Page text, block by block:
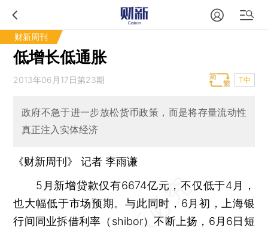
财新周刊
低增长低通胀
2013年06月17日第23期 T中
政府不急于进一步放松货币政策，而是将存量流动性
真正注入实体经济
《财新周刊》 记者李雨谦
5月新增贷款仅有6674亿元，不仅低于4月，
也大幅低于市场预期。与此同时，6月初，上海银
行间同业拆借利率（shibor）不断上扬，6月6日短